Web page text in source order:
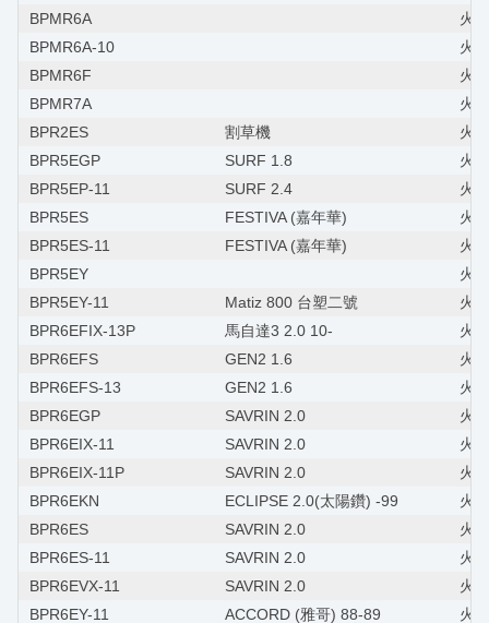
BPMR6A
火
BPMR6A-10
火
BPMR6F
火
BPMR7A
火
BPR2ES
割草機
火
BPR5EGP
SURF 1.8
火
BPR5EP-11
SURF 2.4
火
BPR5ES
FESTIVA (嘉年華)
火
BPR5ES-11
FESTIVA (嘉年華)
火
BPR5EY
火
BPR5EY-11
Matiz 800 台塑二號
火
BPR6EFIX-13P
馬自達3 2.0 10-
火
BPR6EFS
GEN2 1.6
火
BPR6EFS-13
GEN2 1.6
火
BPR6EGP
SAVRIN 2.0
火
BPR6EIX-11
SAVRIN 2.0
火
BPR6EIX-11P
SAVRIN 2.0
火
BPR6EKN
ECLIPSE 2.0(太陽鑽) -99
火
BPR6ES
SAVRIN 2.0
火
BPR6ES-11
SAVRIN 2.0
火
BPR6EVX-11
SAVRIN 2.0
火
BPR6EY-11
ACCORD (雅哥) 88-89 火